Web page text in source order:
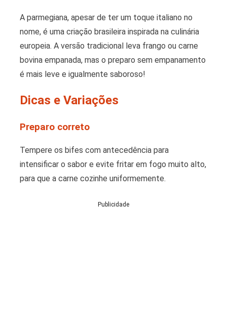
A parmegiana, apesar de ter um toque italiano no
nome, é uma criação brasileira inspirada na culinária
europeia. A versão tradicional leva frango ou carne
bovina empanada, mas o preparo sem empanamento
é mais leve e igualmente saboroso!
Dicas e Variações
Preparo correto
Tempere os bifes com antecedência para
intensificar o sabor e evite fritar em fogo muito alto,
para que a carne cozinhe uniformemente.
Publicidade